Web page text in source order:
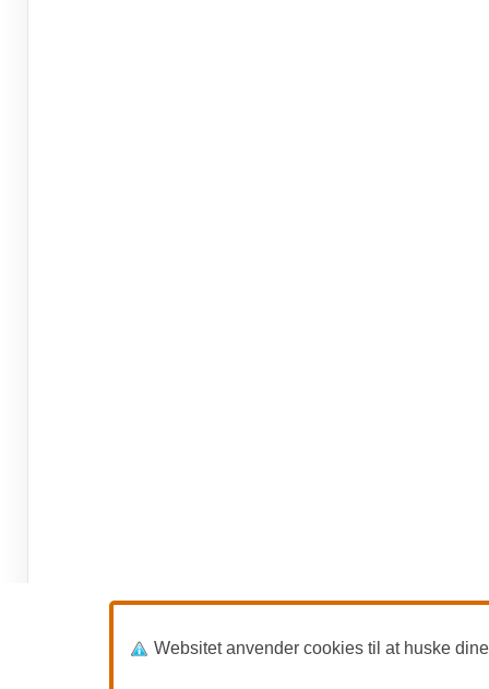
Websitet anvender cookies til at huske